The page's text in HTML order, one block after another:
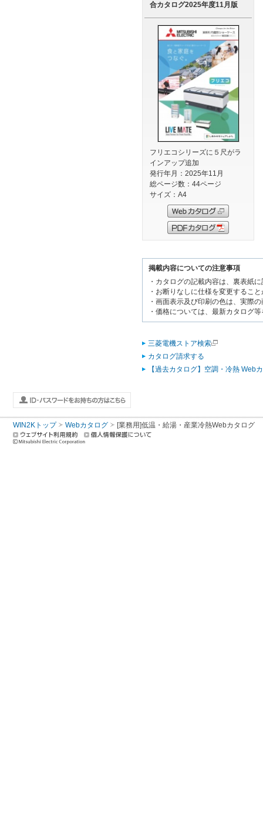
合カタログ2025年度11月版
フリエコシリーズに５尺がラ
インアップ追加
発行年月：2025年11月
総ページ数：44ページ
サイズ：A4
掲載内容についての注意事項
・カタログの記載内容は、裏表紙
・お断りなしに仕様を変更するこ
・画面表示及び印刷の色は、実際
・価格については、最新カタログ
三菱電機ストア検索
カタログ請求する
【過去カタログ】空調・冷熱 Web
WIN2Kトップ Webカタログ [業務用]低温・給湯・産業冷熱Webカタログ